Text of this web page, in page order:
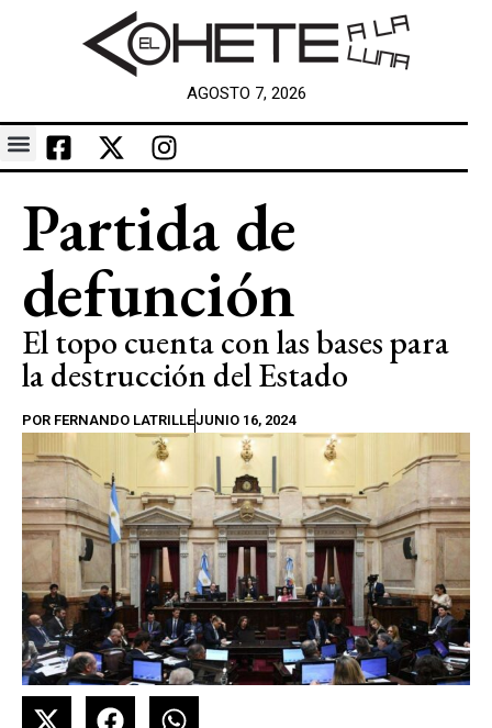
AGOSTO 7, 2026
Partida de
defunción
El topo cuenta con las bases para
la destrucción del Estado
POR FERNANDO LATRILLEJUNIO 16, 2024